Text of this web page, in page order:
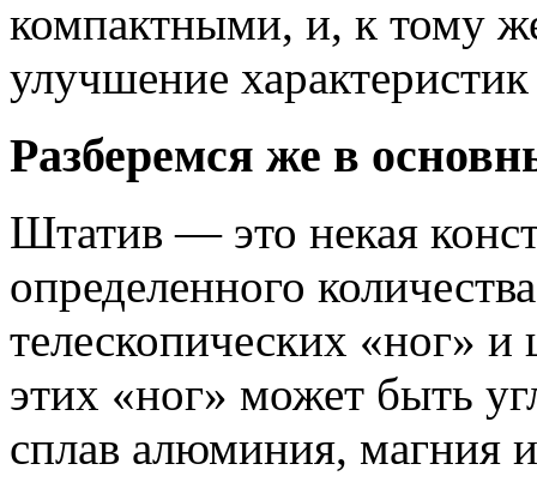
компактными, и, к тому
улучшение
Разберемся же в
Штатив — это некая
определенного
телескопических «ног»
этих «ног» может быть
сплав алюминия, магния